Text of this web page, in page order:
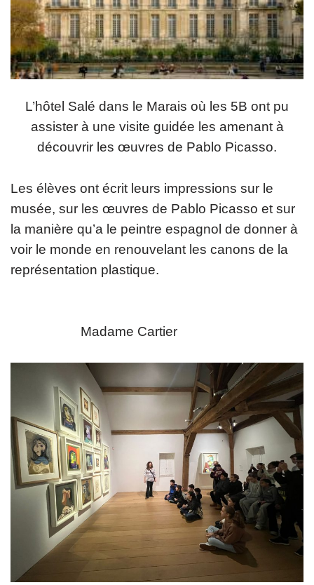
L’hôtel Salé dans le Marais où les 5B ont pu
assister à une visite guidée les amenant à
découvrir les œuvres de Pablo Picasso.
Les élèves ont écrit leurs impressions sur le
musée, sur les œuvres de Pablo Picasso et sur
la manière qu’a le peintre espagnol de donner à
voir le monde en renouvelant les canons de la
représentation plastique.
Madame Cartier